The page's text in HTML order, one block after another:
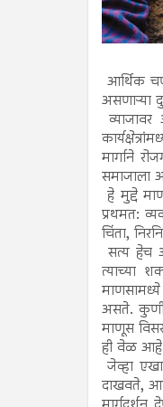
आर्थिक
असणाऱ्या
मार्गाने
समाजाला
हे मुद्दे
प्रथमत:
चिंता,
सत्य हेच
त्याच्या
माणसामध्ये
असते. कुणी
माणूस
ही वेळ आहे
जेव्हा
दाखवते,